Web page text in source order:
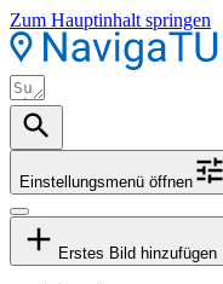
Zum Hauptinhalt springen
Einstellungsmenü öffnen
Erstes Bild hinzufügen